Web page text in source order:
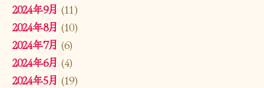
2024年9月 (11)
2024年8月 (10)
2024年7月 (6)
2024年6月 (4)
2024年5月 (19)